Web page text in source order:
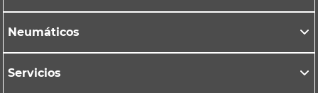
Neumáticos
Servicios